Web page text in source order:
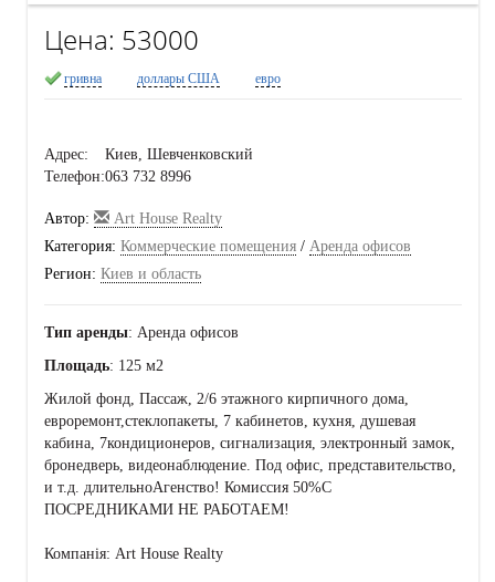
Цена: 53000
гривна доллары США евро
Адрес:
Киев, Шевченковский
Телефон:063 732 8996
Автор:
Art House Realty
Категория: Коммерческие помещения / Аренда офисов
Регион: Киев и область
Тип аренды: Аренда офисов
Площадь: 125 м2
Жилой фонд, Пассаж, 2/6 этажного кирпичного дома,
евроремонт,стеклопакеты, 7 кабинетов, кухня, душевая
кабина, 7кондиционеров, сигнализация, электронный замок,
бронедверь, видеонаблюдение. Под офис, представительство,
и т.д. длительноАгенство! Комиссия 50%С
ПОСРЕДНИКАМИ НЕ РАБОТАЕМ!
Компанія: Art House Realty